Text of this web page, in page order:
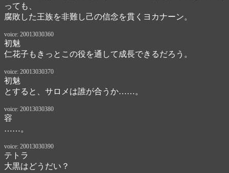
っても、
腐敗した王族を非難し己の信念を貫くヨカナーン。
voice: 20013030360
初魅
仁花子もきっとこの役を通して成長できるだろう。
voice: 20013030370
初魅
とすると、サロメは誰が合うか……。
voice: 20013030380
容
……。
voice: 20013030390
テトラ
大黒はどうだい？